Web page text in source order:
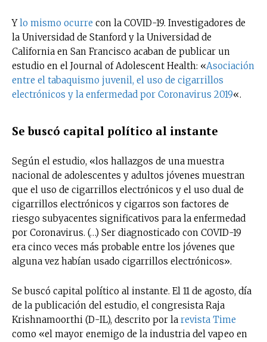
Ylo mismo ocurre con la COVID-19. Investigadores de
la Universidad de Stanford y la Universidad de
California en San Francisco acaban de publicar un
estudio en el Journal of Adolescent Health: «Asociación
entre el tabaquismo juvenil, el uso de cigarrillos
electrónicos y la enfermedad por Coronavirus 2019«.
Se buscó capital político al instante
Según el estudio, «los hallazgos de una muestra
nacional de adolescentes y adultos jóvenes muestran
que el uso de cigarrillos electrónicos y el uso dual de
cigarrillos electrónicos y cigarros son factores de
riesgo subyacentes significativos para la enfermedad
por Coronavirus. (…) Ser diagnosticado con COVID-19
era cinco veces más probable entre los jóvenes que
alguna vez habían usado cigarrillos electrónicos».
Se buscó capital político al instante. El 11 de agosto, día
de la publicación del estudio, el congresista Raja
Krishnamoorthi (D-IL), descrito por la revista Time
como «el mayor enemigo de la industria del vapeo en